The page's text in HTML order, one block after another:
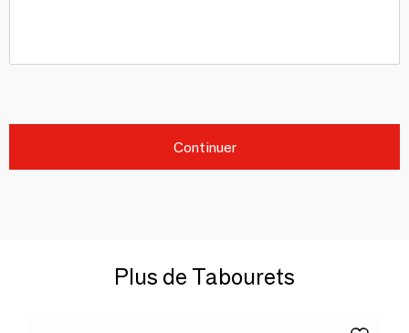
Continuer
Plus de Tabourets